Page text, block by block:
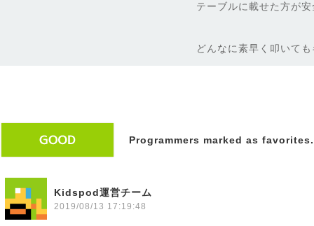
テーブルに載せた方が
どんなに素早く叩いて
Programmers marked as favorites.
Kidspod運営チーム
2019/08/13 17:19:48